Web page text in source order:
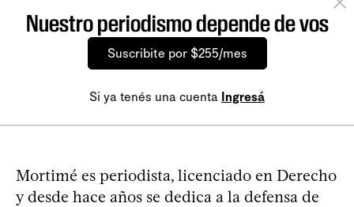
Nuestro periodismo depende de vos
Suscribite por $255/mes
Si ya tenés una cuenta Ingresá
Mortimé es periodista, licenciado en Derecho
y desde hace años se dedica a la defensa de